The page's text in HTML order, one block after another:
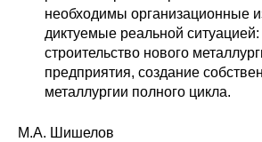
Обучение
Нормативные документы
необходимы организационные
диктуемые реальной
строительство нового
предприятия, создание
металлургии полного цикла.
М.А. Шишелов